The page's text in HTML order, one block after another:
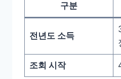
구분
전년도 소득
조회 시작